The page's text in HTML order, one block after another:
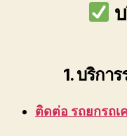
1. บริกา
ติดต่อ รถยกรถเ